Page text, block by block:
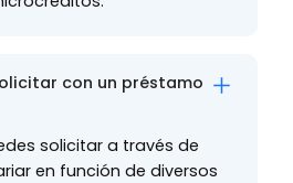
con un préstamo
solicitar a través de
en función de diversos